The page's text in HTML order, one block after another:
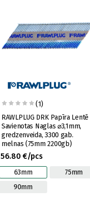
(1)
RAWLPLUG DRK Papīra Lentē
Savienotas Naglas ⌀3,1mm,
gredzenveida, 3300 gab.
melnas (75mm 2200gb)
56.80 €/pcs
63mm
75mm
90mm